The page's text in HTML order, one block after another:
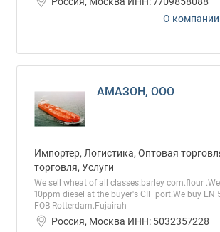
О компании
АМАЗОН, ООО
Импортер, Логистика, Оптовая
торговля, Услуги
We sell wheat of all classes.barley corn.flour
10ppm diesel at the buyer's CIF port.We buy EN
FOB Rotterdam.Fujairah
Россия, Москва ИНН: 5032357228